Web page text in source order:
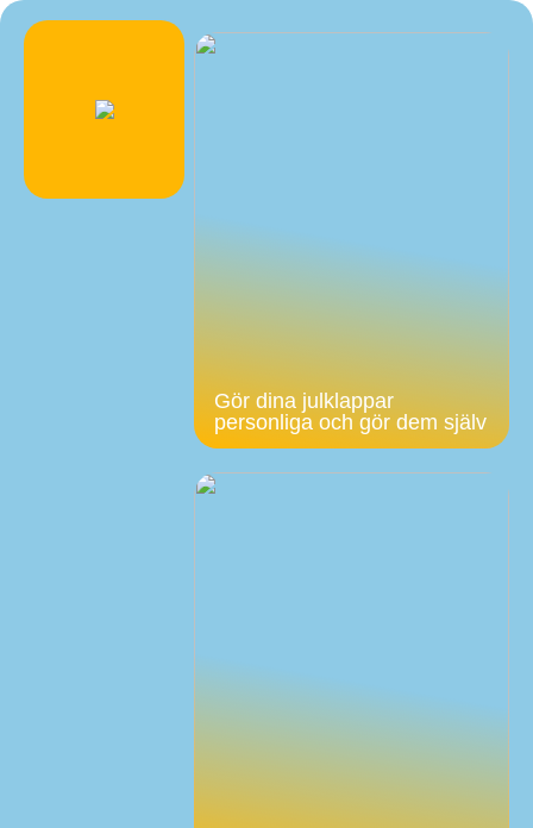
Gör dina julklappar
personliga och gör dem själv